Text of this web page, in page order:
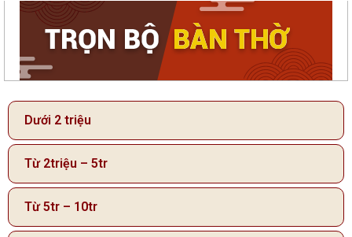
Dưới 2 triệu
Từ 2triệu – 5tr
Từ 5tr – 10tr